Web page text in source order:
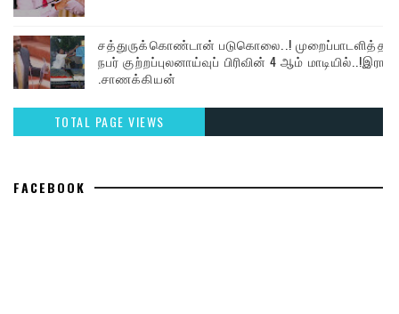
சத்துருக்கொண்டான் படுகொலை..! முறைப்பாடளித்த
நபர் குற்றப்புலனாய்வுப் பிரிவின் 4 ஆம் மாடியில்..!இரா
.சாணக்கியன்
TOTAL PAGE VIEWS
FACEBOOK